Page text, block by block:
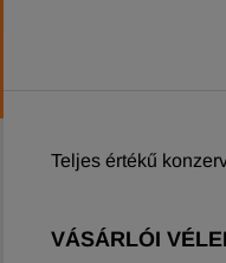
Teljes értékű
VÁSÁRLÓI